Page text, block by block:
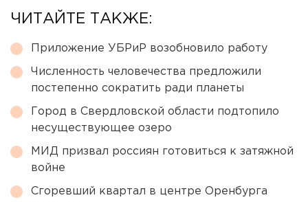
ЧИТАЙТЕ ТАКЖЕ:
Приложение УБРиР возобновило работу
Численность человечества предложили
постепенно сократить ради планеты
Город в Свердловской области подтопило
несуществующее озеро
МИД призвал россиян готовиться к затяжной
войне
Сгоревший квартал в центре Оренбурга